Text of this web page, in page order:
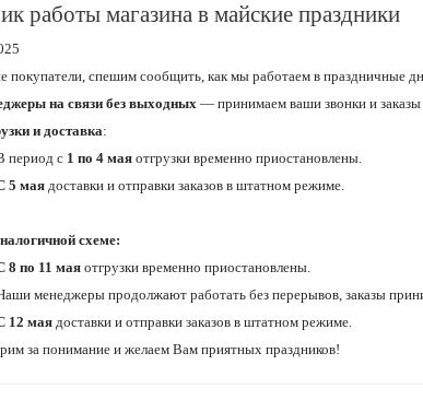
работы магазина в майские праздники
покупатели, спешим сообщить, как мы работаем в праздничные
на связи без выходных— принимаем ваши звонки и
и доставка:
период с 1 по 4 мая отгрузки временно приостановлены.
5 мая доставки и отправки заказов в штатном режиме.
схеме:
8 по 11 мая отгрузки временно приостановлены.
менеджеры продолжают работать без перерывов, заказы
12 маядоставки и отправки заказов в штатном режиме.
за понимание и желаем Вам приятных праздников!